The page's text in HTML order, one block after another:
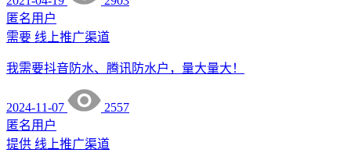
匿名用户
需要 线上推广渠道
我需要抖音防水、腾讯防水户，量大量大！
2024-11-07
2557
匿名用户
提供 线上推广渠道